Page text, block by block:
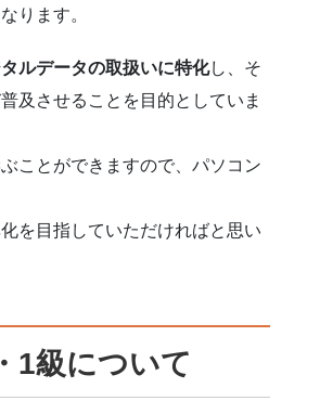
ります。
ルデータの取扱いに特化し、そ
及させることを目的としていま
ことができますので、パソコン
を目指していただければと思い
1級について